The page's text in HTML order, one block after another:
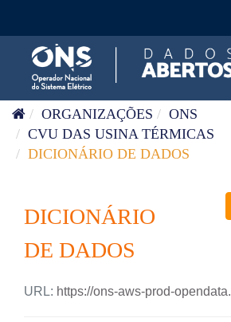
ORGANIZAÇÕES
ONS
CVU DAS USINA TÉRMICAS
DICIONÁRIO DE DADOS
DICIONÁRIO
DE DADOS
URL: https://ons-aws-prod-opendata.s3.amazonaws.com/dataset/